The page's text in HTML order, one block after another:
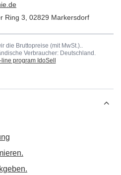
Ring 3 02829 Markersdorf
die Bruttopreise (mit MwSt.)..
Verbraucher: Deutschland .